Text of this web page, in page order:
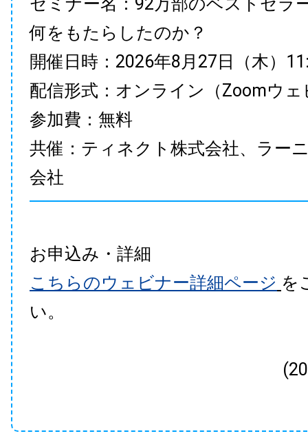
何をもたらしたのか？
開催日時：2026年8月27日（木）
配信形式：オンライン（Zoomウェ
参加費：無料
共催：ティネクト株式会社、ラー
会社
お申込み・詳細
こちらのウェビナー詳細ページ を
い。